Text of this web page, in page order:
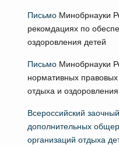
ПисьмоМинобрнауки
рекомдациях по
оздоровления детей
ПисьмоМинобрнауки
нормативных
отдыха и оздоровления
Всероссийский
дополнительных
организаций отдыха